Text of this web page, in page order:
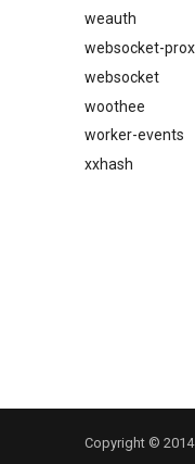
weauth
websocket-
websocket
woothee
worker-events
xxhash
Copyright © 2014